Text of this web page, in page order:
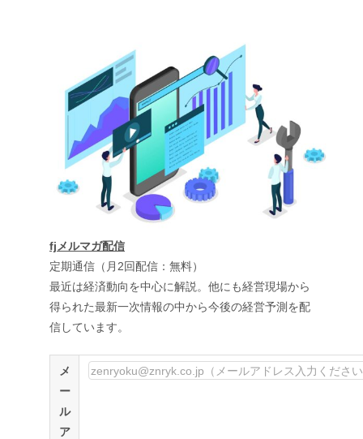
fjメルマガ配信
定期通信（月2回配信：無料）
最近は経済動向を中心に解説。他にも経営現場から
得られた最新一次情報の中から今後の経営予測を配
信しています。
メ
ー
ル
ア